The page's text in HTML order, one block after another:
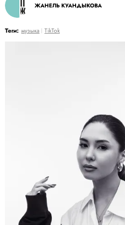
ЖАНЕЛЬ КУАНДЫКОВА
Теги: музыка TikTok